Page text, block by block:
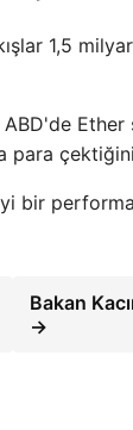
1,5
para
bir
Bakan
→